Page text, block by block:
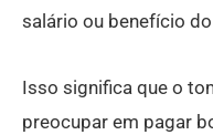
salário ou benefício
Isso significa que o
preocupar em pagar